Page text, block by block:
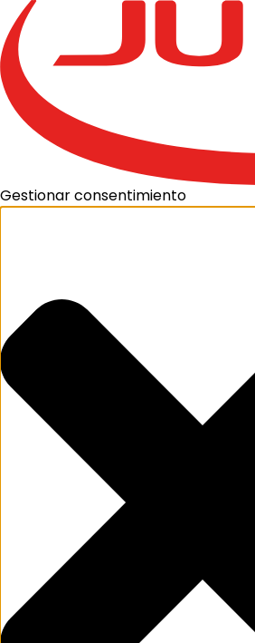
Gestionar consentimiento